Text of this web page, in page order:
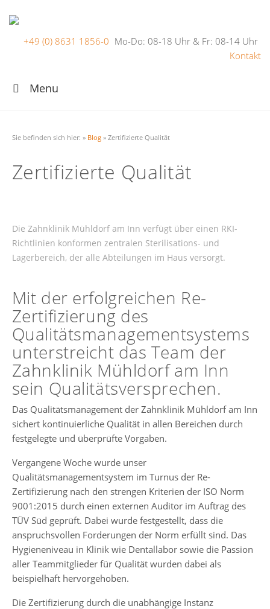
+49 (0) 8631 1856-0 Mo-Do: 08-18 Uhr & Fr: 08-14 Uhr
Kontakt
Menu
Sie befinden sich hier: » Blog» Zertifizierte Qualität
Zertifizierte Qualität
Die Zahnklinik Mühldorf am Inn verfügt über einen RKI-
Richtlinien konformen zentralen Sterilisations- und
Lagerbereich, der alle Abteilungen im Haus versorgt.
Mit der erfolgreichen Re-
Zertifizierung des
Qualitätsmanagementsystems
unterstreicht das Team der
Zahnklinik Mühldorf am Inn
sein Qualitätsversprechen.
Das Qualitätsmanagement der Zahnklinik Mühldorf am Inn
sichert kontinuierliche Qualität in allen Bereichen durch
festgelegte und überprüfte Vorgaben.
Vergangene Woche wurde unser
Qualitätsmanagementsystem im Turnus der Re-
Zertifizierung nach den strengen Kriterien der ISO Norm
9001:2015 durch einen externen Auditor im Auftrag des
TÜV Süd geprüft. Dabei wurde festgestellt, dass die
anspruchsvollen Forderungen der Norm erfüllt sind. Das
Hygieneniveau in Klinik wie Dentallabor sowie die Passion
aller Teammitglieder für Qualität wurden dabei als
beispielhaft hervorgehoben.
Die Zertifizierung durch die unabhängige Instanz